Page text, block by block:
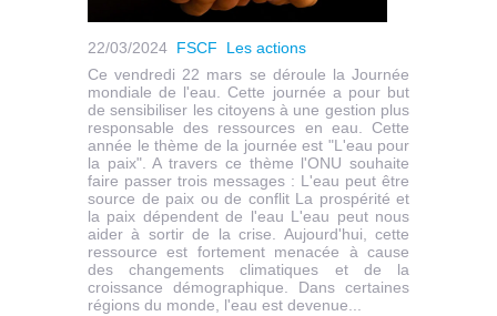
22/03/2024 FSCF
Les actions
Ce vendredi 22 mars se déroule la Journée
mondiale de l'eau. Cette journée a pour but
de sensibiliser les citoyens à une gestion plus
responsable des ressources en eau. Cette
année le thème de la journée est "L'eau pour
la paix". A travers ce thème l'ONU souhaite
faire passer trois messages : L'eau peut être
source de paix ou de conflit La prospérité et
la paix dépendent de l'eau L'eau peut nous
aider à sortir de la crise. Aujourd'hui, cette
ressource est fortement menacée à cause
des changements climatiques et de la
croissance démographique. Dans certaines
régions du monde, l'eau est devenue...